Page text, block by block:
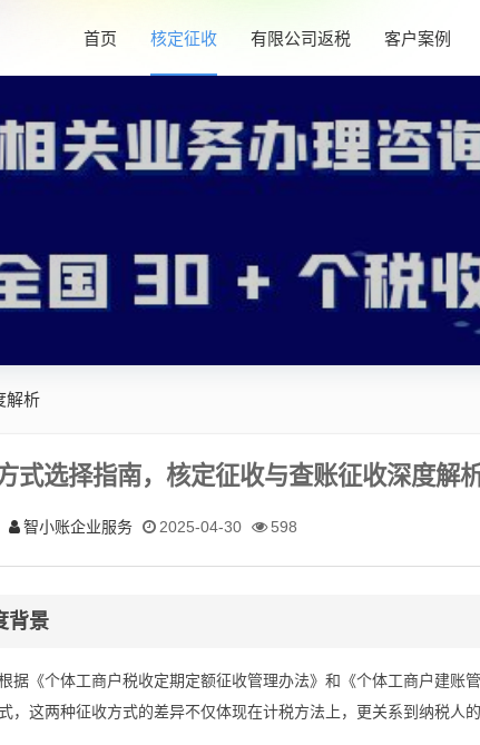
首页 核定征收 有限公司返税 客户案例
解析
式选择指南，核定征收与查账征收深度解
智小账企业服务 2025-04-30 598
背景
据《个体工商户税收定期定额征收管理办法》和《个体工商户建账
，这两种征收方式的差异不仅体现在计税方法上，更关系到纳税人